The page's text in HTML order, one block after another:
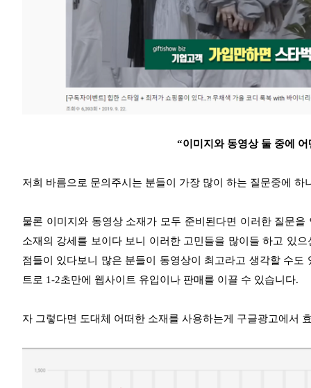
“이미지와 동영상 둘 중에
저희 바름으로 문의주시는 분들이 가장 많이 하는 질문중에 하
물론 이미지와 동영상 소재가 모두 준비된다면 이러한 질문
소재의 강세를 보이다 보니 이러한 고민들을 많이들 하고 있
점들이 있다보니 많은 분들이 동영상이 최고라고 생각할 수
트로 1-2초만에 웹사이트 유입이나 판매를 이끌 수 있습니다.
자 그렇다면 도대체 어떠한 소재를 사용하는게 구글광고에서